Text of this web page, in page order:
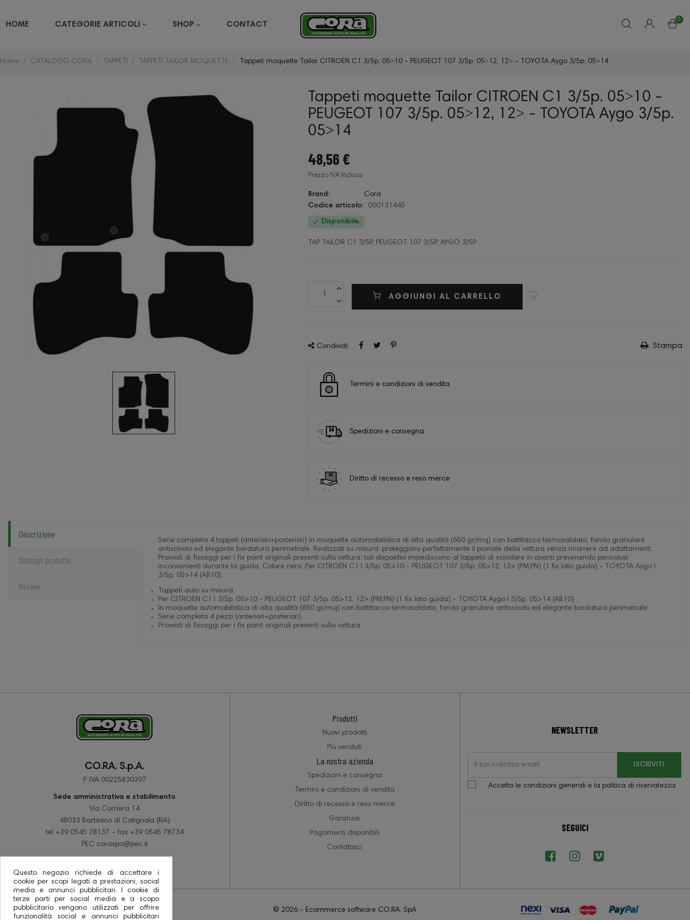
HOME CATEGORIE ARTICOLI SHOP CONTACT
0
Home CATALOGO CORA TAPPETI TAPPETI TAILOR MOQUETTE Tappeti moquette Tailor CITROEN C1 3/5p. 05˃10 - PEUGEOT 107 3/5p. 05˃12, 12˃ - TOYOTA Aygo 3/5p. 05˃14
Tappeti moquette Tailor CITROEN C1 3/5p. 05˃10 -
PEUGEOT 107 3/5p. 05˃12, 12˃ - TOYOTA Aygo 3/5p.
05˃14
48,56 €
Prezzo IVA Inclusa
Brand:
Cora
Codice articolo:
000131445
 Disponibile.
TAP TAILOR C1 3/5P, PEUGEOT 107 3/5P, AYGO 3/5P
AGGIUNGI AL CARRELLO
Condividi: Stampa
Termini e condizioni di vendita
Spedizioni e consegna
Diritto di recesso e reso merce
Descrizione
Dettagli prodotto
Review
Serie completa 4 tappeti (anteriori+posteriori) in moquette automobilistica di alta qualità (650 gr/mq) con battitacco termosaldato, fondo granulare
antiscivolo ed elegante bordatura perimetrale. Realizzati su misura: proteggono perfettamente il pianale della vettura senza ricorrere ad adattamenti.
Provvisti di fissaggi per i fix point originali presenti sulla vettura: tali dispositivi impediscono al tappeto di scivolare in avanti prevenendo pericolosi
inconvenienti durante la guida. Colore nero. Per CITROEN C1 I 3/5p. 05>10 - PEUGEOT 107 3/5p. 05>12, 12> (PM,PN) (1 fix lato guida) - TOYOTA Aygo I
3/5p. 05>14 (AB10).
Tappeti auto su misura
Per CITROEN C1 I 3/5p. 05>10 - PEUGEOT 107 3/5p. 05>12, 12> (PM,PN) (1 fix lato guida) - TOYOTA Aygo I 3/5p. 05>14 (AB10)
In moquette automobilistica di alta qualità (650 gr/mq) con battitacco termosaldato, fondo granulare antiscivolo ed elegante bordatura perimetrale
Serie completa 4 pezzi (anteriori+posteriori)
Provvisti di fissaggi per i fix point originali presenti sulla vettura
CO.RA. S.p.A.
P. IVA 00225830397
Sede amministrativa e stabilimento
Via Corriera 14
48033 Barbiano di Cotignola (RA)
tel +39 0545 78137 - fax +39 0545 78734
PEC coraspa@pec.it
Prodotti
Nuovi prodotti
Più venduti
La nostra azienda
Spedizioni e consegna
Termini e condizioni di vendita
Diritto di recesso e reso merce
Garanzie
Pagamenti disponibili
Contattaci
NEWSLETTER
ISCRIVITI
Accetto le condizioni generali e la politica di riservatezza
SEGUICI
© 2026 - Ecommerce software CO.RA. SpA
Questo negozio richiede di accettare i
cookie per scopi legati a prestazioni, social
media e annunci pubblicitari. I cookie di
terze parti per social media e a scopo
pubblicitario vengono utilizzati per offrire
funzionalità social e annunci pubblicitari